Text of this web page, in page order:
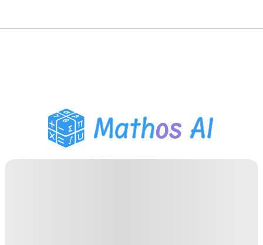
PDF 숙제 도우미
학습 도구